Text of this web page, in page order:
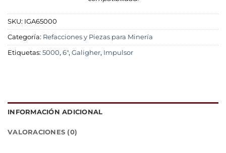
SKU: IGA65000
Categoría: Refacciones y Piezas para Minería
Etiquetas: 5000, 6", Galigher, Impulsor
INFORMACIÓN ADICIONAL
VALORACIONES (0)